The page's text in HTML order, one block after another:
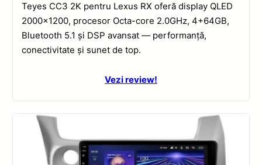
Teyes CC3 2K pentru Lexus RX oferă display QLED
2000×1200, procesor Octa-core 2.0GHz, 4+64GB,
Bluetooth 5.1 și DSP avansat — performanță,
conectivitate și sunet de top.
Vezi review!